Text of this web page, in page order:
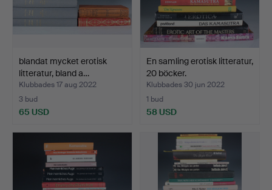
blandat mycket erotisk
litteratur, bland a…
Klubbades 17 aug 2022
3 bud
65 USD
En samling erotisk litteratur,
20 böcker.
Klubbades 30 jun 2022
1 bud
58 USD